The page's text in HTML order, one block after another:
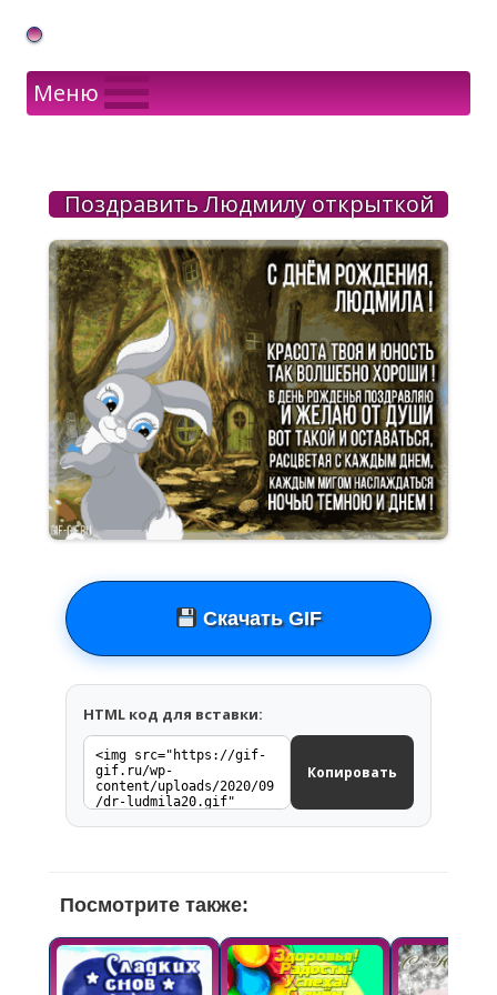
Gif Открытки в подарок
Меню
Поздравить Людмилу открыткой
Скачать GIF
HTML код для вставки:
Копировать
Посмотрите также: